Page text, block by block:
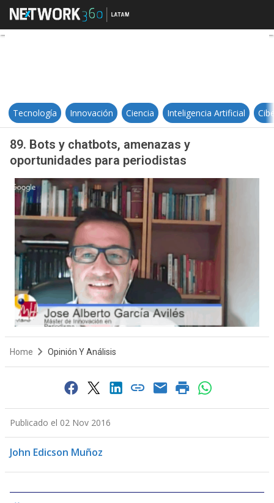
89. Bots y chatbots, amenazas y
Tecnología Innovación Ciencia Inteligencia Artificial
89. Bots y chatbots, amenazas y
oportunidades para periodistas
Home Opinión Y Análisis
Publicado el 02 Nov 2016
John Edicson Muñoz